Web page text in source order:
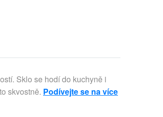
Sklo se hodí do kuchyně i
skvostně. Podívejte se na více